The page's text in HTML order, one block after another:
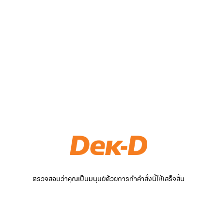
ตรวจสอบว่าคุณเป็นมนุษย์ด้วยการทำคำสั่งนี้ให้เสร็จสิ้น